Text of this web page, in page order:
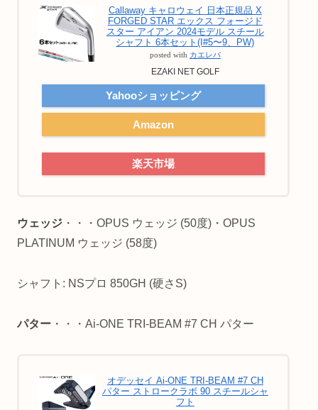
Callaway キャロウェイ 日本正規品 X
FORGED STAR エックス フォージド
スター アイアン 2024モデル スチール
シャフト 6本セット(I#5〜9、PW)
posted with カエレバ
EZAKI NET GOLF
Yahooショッピング
Amazon
楽天市場
ウェッジ ・・・OPUS ウェッジ (50度)・OPUS
PLATINUM ウェッジ (58度)
シャフト: NSプロ 850GH (硬さS)
パター ・・・Ai-ONE TRI-BEAM #7 CH パター
オデッセイ Ai-ONE TRI-BEAM #7 CH
パター ストロークラボ 90 スチールシャ
フト